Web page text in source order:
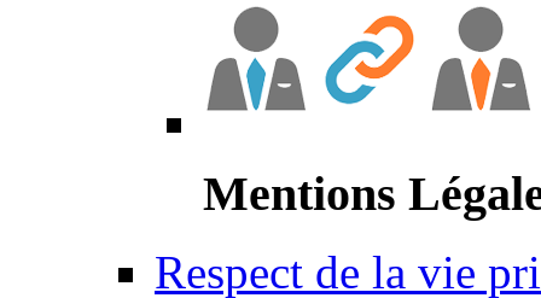
Mentions
Respect de la vie